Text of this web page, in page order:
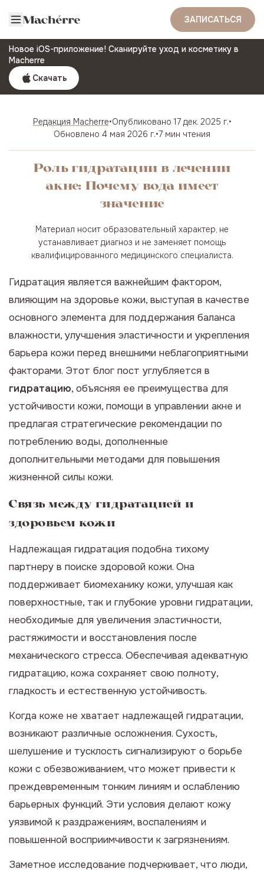
ЗАПИСАТЬСЯ
Новое iOS-приложение! Сканируйте уход и косметику в
Macherre
Скачать
Редакция Macherre•Опубликовано 17 дек. 2025 г.•
Обновлено 4 мая 2026 г.•7 мин чтения
Роль гидратации в лечении
акне: Почему вода имеет
значение
Материал носит образовательный характер, не
устанавливает диагноз и не заменяет помощь
квалифицированного медицинского специалиста.
Гидратация является важнейшим фактором,
влияющим на здоровье кожи, выступая в качестве
основного элемента для поддержания баланса
влажности, улучшения эластичности и укрепления
барьера кожи перед внешними неблагоприятными
факторами. Этот блог пост углубляется в
гидратацию, объясняя ее преимущества для
устойчивости кожи, помощи в управлении акне и
предлагая стратегические рекомендации по
потреблению воды, дополненные
дополнительными методами для повышения
жизненной силы кожи.
Связь между гидратацией и
здоровьем кожи
Надлежащая гидратация подобна тихому
партнеру в поиске здоровой кожи. Она
поддерживает биомеханику кожи, улучшая как
поверхностные, так и глубокие уровни гидратации,
необходимые для увеличения эластичности,
растяжимости и восстановления после
механического стресса. Обеспечивая адекватную
гидратацию, кожа сохраняет свою полноту,
гладкость и естественную устойчивость.
Когда коже не хватает надлежащей гидратации,
возникают различные осложнения. Сухость,
шелушение и тусклость сигнализируют о борьбе
кожи с обезвоживанием, что может привести к
преждевременным тонким линиям и ослаблению
барьерных функций. Эти условия делают кожу
уязвимой к раздражениям, воспалениям и
повышенной восприимчивости к загрязнениям.
Заметное исследование подчеркивает, что люди,